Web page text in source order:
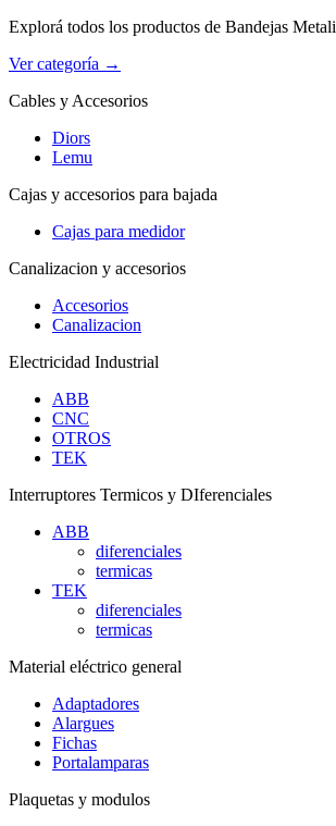
Explorá todos los productos de Bandejas
Ver categoría →
Cables y Accesorios
Diors
Lemu
Cajas y accesorios para bajada
Cajas para medidor
Canalizacion y accesorios
Accesorios
Canalizacion
Electricidad Industrial
ABB
CNC
OTROS
TEK
Interruptores Termicos y DIferenciales
ABB
diferenciales
termicas
TEK
diferenciales
termicas
Material eléctrico general
Adaptadores
Alargues
Fichas
Portalamparas
Plaquetas y modulos